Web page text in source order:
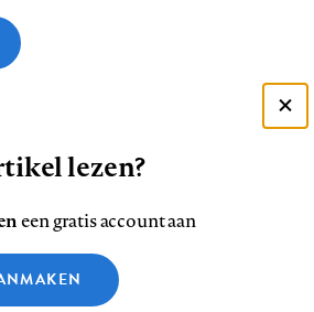
ons
op
Instagram
ons
op
YouTube
ons
Privacy
Medische vragen verdienen
lezen?
een gratis account aan